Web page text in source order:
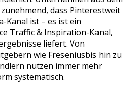
dass Pinterestweit
Kanal ist – es ist ein
Traffic & Inspiration-Kanal,
liefert. Von
wie Freseniusbis hin zu
nutzen immer mehr
systematisch.